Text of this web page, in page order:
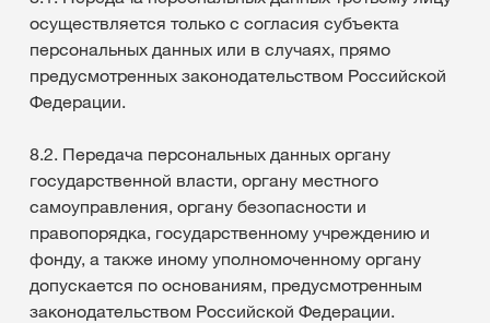
осуществляется только с согласия субъекта
персональных данных или в случаях, прямо
предусмотренных законодательством Российской
Федерации.
8.2. Передача персональных данных органу
государственной власти, органу местного
самоуправления, органу безопасности и
правопорядка, государственному учреждению и
фонду, а также иному уполномоченному органу
допускается по основаниям, предусмотренным
законодательством Российской Федерации.